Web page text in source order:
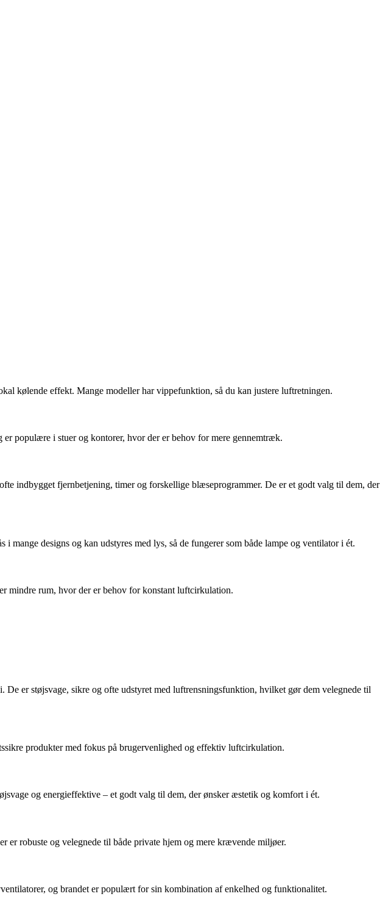
kølende effekt. Mange modeller har vippefunktion, så du kan justere luftretningen.
populære i stuer og kontorer, hvor der er behov for mere gennemtræk.
indbygget fjernbetjening, timer og forskellige blæseprogrammer. De er et godt valg til dem, der
designs og kan udstyres med lys, så de fungerer som både lampe og ventilator i ét.
mindre rum, hvor der er behov for konstant luftcirkulation.
er støjsvage, sikre og ofte udstyret med luftrensningsfunktion, hvilket gør dem velegnede til
produkter med fokus på brugervenlighed og effektiv luftcirkulation.
og energieffektive – et godt valg til dem, der ønsker æstetik og komfort i ét.
er robuste og velegnede til både private hjem og mere krævende miljøer.
og brandet er populært for sin kombination af enkelhed og funktionalitet.